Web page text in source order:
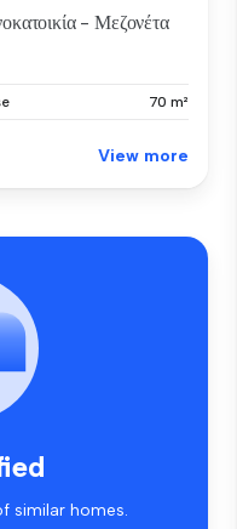
- Μεζονέτα
70 m²
View more
similar homes.